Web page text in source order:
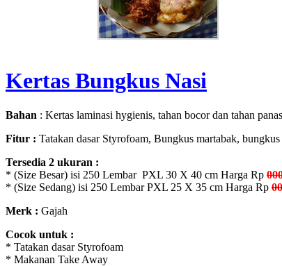
Kertas Bungkus Nasi
Bahan : Kertas laminasi hygienis, tahan bocor dan tahan panas
Fitur : Tatakan dasar Styrofoam, Bungkus martabak,
Tersedia 2 ukuran :
* (Size Besar) isi 250 Lembar PXL 30 X 40 cm Harga Rp
* (Size Sedang) isi 250 Lembar PXL 25 X 35 cm Harga Rp
Merk : Gajah
Cocok untuk :
* Tatakan dasar Styrofoam
* Makanan Take Away